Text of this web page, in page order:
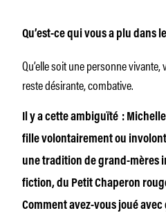
Qu’est-ce qui vous a plu dans
Qu’elle soit une personne vivante,
reste désirante, combative.
Il y a cette ambiguïté :
fille volontairement ou
une tradition de grand-mères
fiction, du Petit Chaperon
Comment avez-vous joué avec